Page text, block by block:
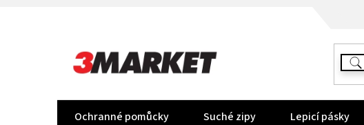
Ochranné pomůcky Suché zipy Lepicí pásky